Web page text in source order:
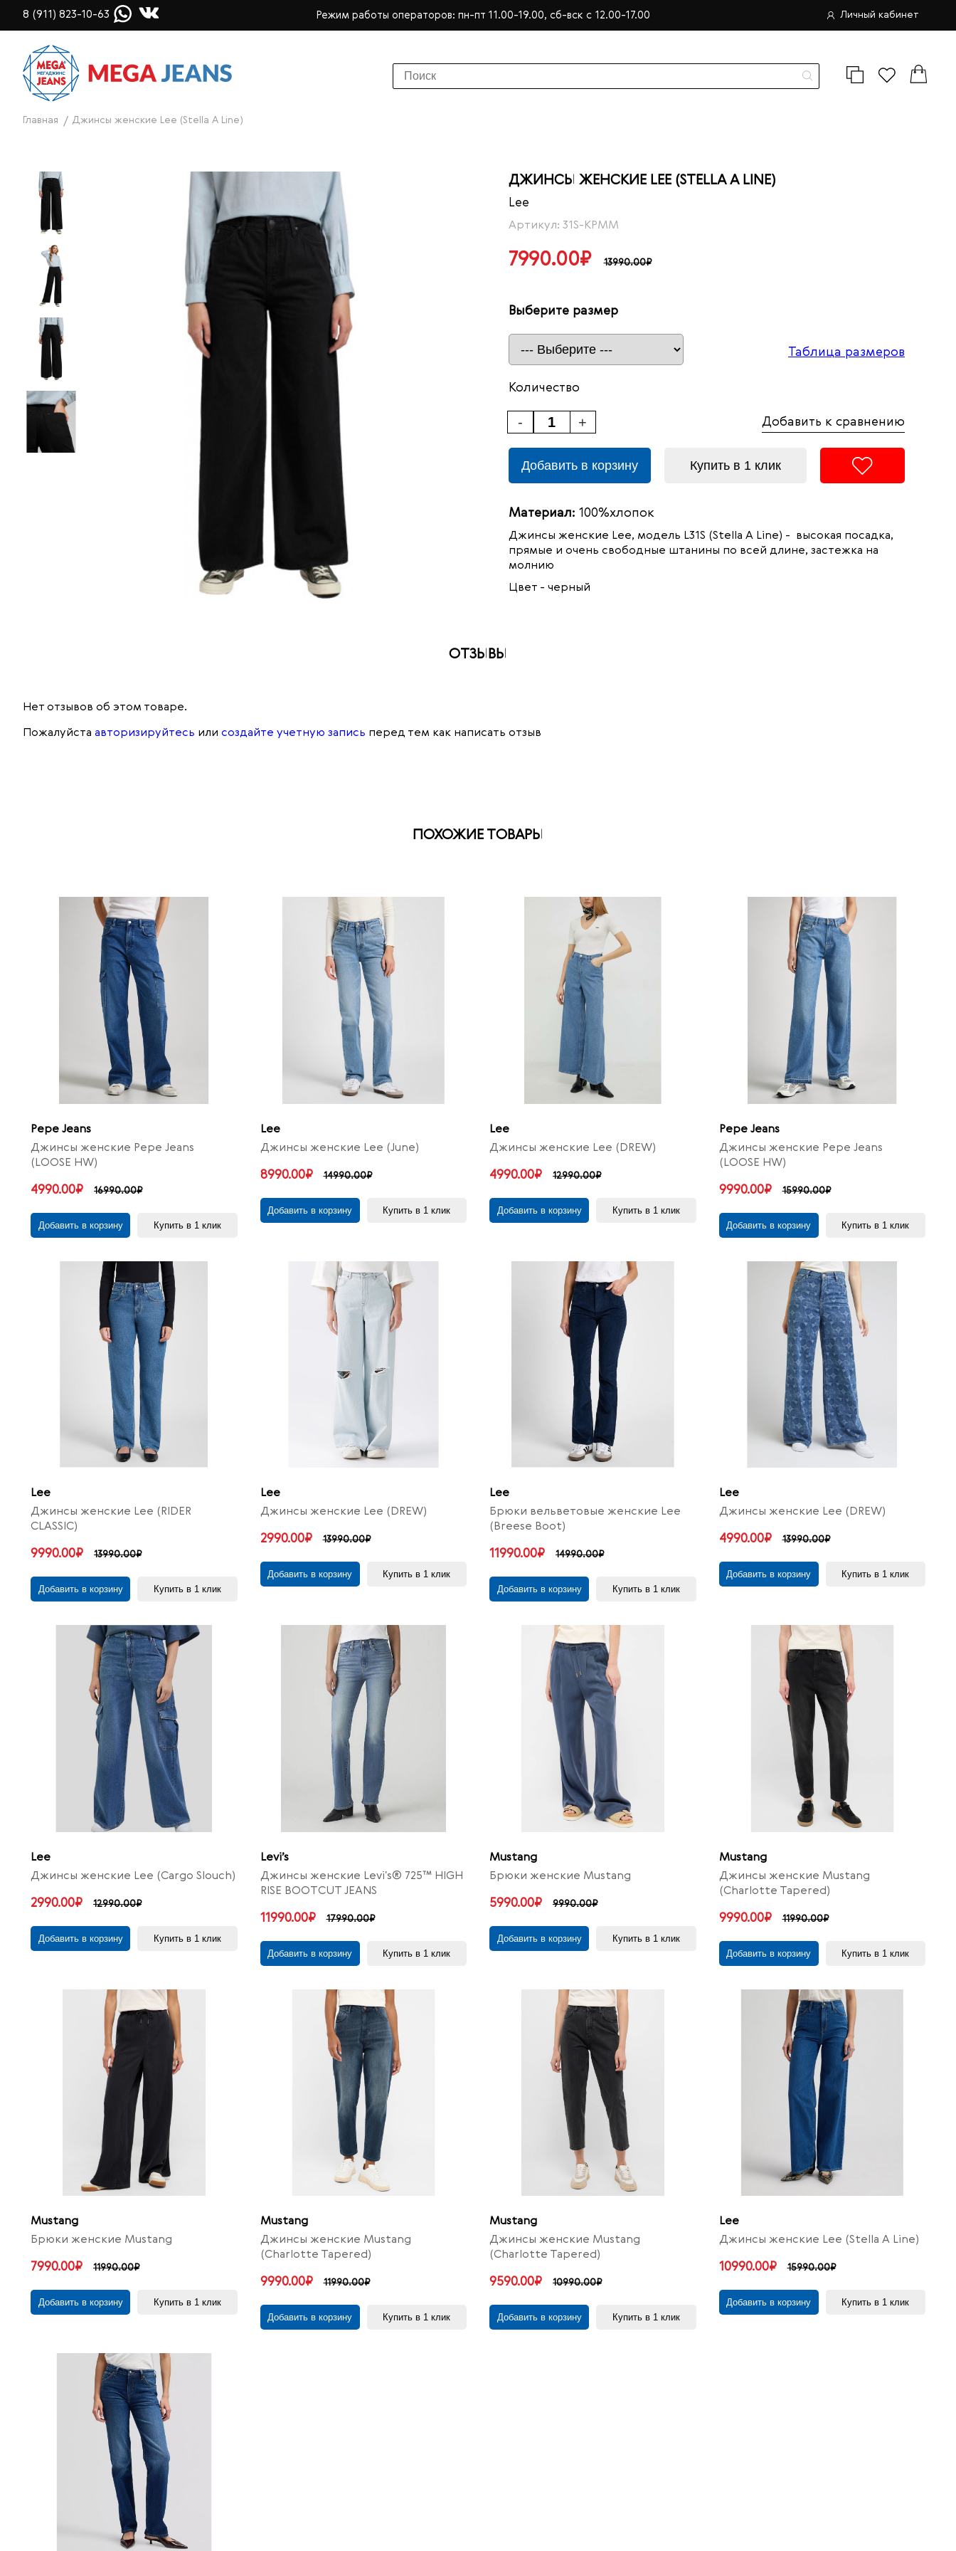
8 (911) 823-10-63 Режим работы операторов: пн-пт 11.00-19.00, сб-вск с 12.00-17.00 Личный кабинет
Главная Джинсы женские Lee (Stella A Line)
ДЖИНСЫ ЖЕНСКИЕ LEE (STELLA A LINE)
Lee
Артикул: 31S-KPMM
7990.00₽ 13990.00₽
Выберите размер
Таблица размеров
Количество
+
- Добавить к сравнению
Добавить в корзину Купить в 1 клик
Материал: 100%хлопок
Джинсы женские Lee, модель L31S (Stella A Line) -
высокая посадка,
прямые и очень свободные штанины по всей длине, застежка на
молнию
Цвет - черный
ОТЗЫВЫ
Нет отзывов об этом товаре.
Пожалуйста авторизируйтесь или создайте учетную запись перед тем как написать отзыв
ПОХОЖИЕ ТОВАРЫ
Pepe Jeans
Джинсы женские Pepe Jeans
(LOOSE HW)
4990.00₽ 16990.00₽
Добавить в корзину Купить в 1 клик
Lee
Джинсы женские Lee (June)
8990.00₽ 14990.00₽
Добавить в корзину Купить в 1 клик
Lee
Джинсы женские Lee (DREW)
4990.00₽ 12990.00₽
Добавить в корзину Купить в 1 клик
Pepe Jeans
Джинсы женские Pepe Jeans
(LOOSE HW)
9990.00₽ 15990.00₽
Добавить в корзину Купить в 1 клик
Lee
Джинсы женские Lee (RIDER
CLASSIC)
9990.00₽ 13990.00₽
Добавить в корзину Купить в 1 клик
Lee
Джинсы женские Lee (DREW)
2990.00₽ 13990.00₽
Добавить в корзину Купить в 1 клик
Lee
Брюки вельветовые женские Lee
(Breese Boot)
11990.00₽ 14990.00₽
Добавить в корзину Купить в 1 клик
Lee
Джинсы женские Lee (DREW)
4990.00₽ 13990.00₽
Добавить в корзину Купить в 1 клик
Lee
Джинсы женские Lee (Cargo Slouch)
2990.00₽ 12990.00₽
Добавить в корзину Купить в 1 клик
Levi’s
Джинсы женские Levi's® 725™ HIGH
RISE BOOTCUT JEANS
11990.00₽ 17990.00₽
Добавить в корзину Купить в 1 клик
Mustang
Брюки женские Mustang
5990.00₽ 9990.00₽
Добавить в корзину Купить в 1 клик
Mustang
Джинсы женские Mustang
(Charlotte Tapered)
9990.00₽ 11990.00₽
Добавить в корзину Купить в 1 клик
Mustang
Брюки женские Mustang
7990.00₽ 11990.00₽
Добавить в корзину Купить в 1 клик
Mustang
Джинсы женские Mustang
(Charlotte Tapered)
9990.00₽ 11990.00₽
Добавить в корзину Купить в 1 клик
Mustang
Джинсы женские Mustang
(Charlotte Tapered)
9590.00₽ 10990.00₽
Добавить в корзину Купить в 1 клик
Lee
Джинсы женские Lee (Stella A Line)
10990.00₽ 15990.00₽
Добавить в корзину Купить в 1 клик